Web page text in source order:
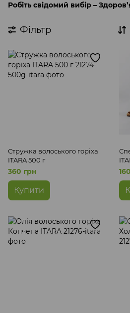
Робіть свідомий вибір –
Фільтр
Стружка волоського горіха
ITARA 500 г
360 грн
Купити